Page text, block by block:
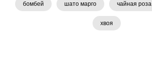
бомбей шато марго чайная роза
хвоя